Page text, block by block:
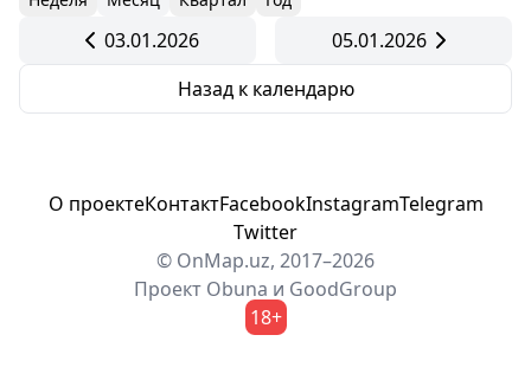
03.01.2026
05.01.2026
Назад к календарю
О проектеКонтактFacebookInstagramTelegram
Twitter
© OnMap.uz, 2017–2026
Проект Obuna и GoodGroup
18+